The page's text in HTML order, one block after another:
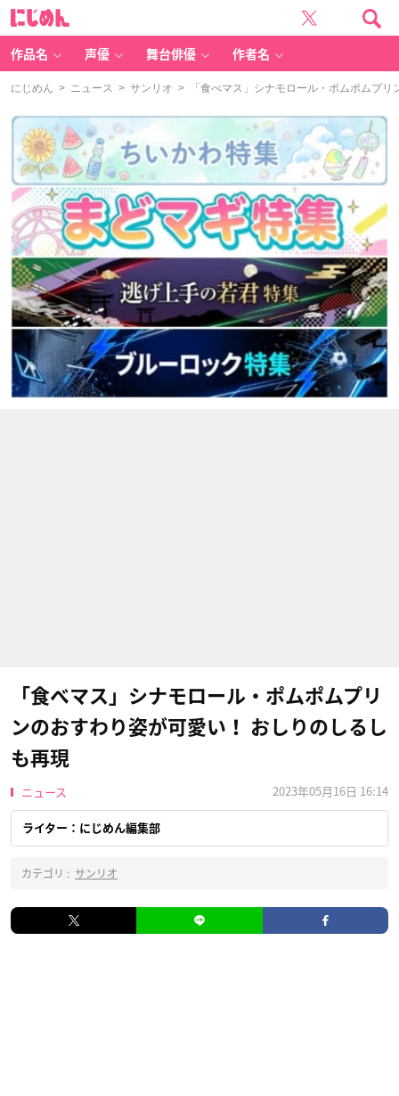
作品名 声優 舞台俳優 作者名
にじめん > ニュース > サンリオ > 「食べマス」シナモロール・ポムポムプリ
「食べマス」シナモロール・ポムポムプリ
ンのおすわり姿が可愛い！ おしりのしるし
も再現
ニュース 2023年05月16日 16:14
ライター：にじめん編集部
カテゴリ : サンリオ